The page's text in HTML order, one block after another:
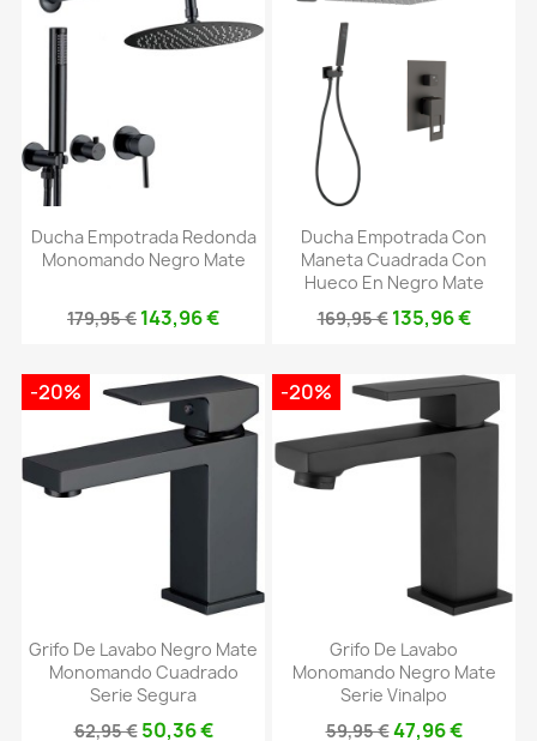
Ducha Empotrada Redonda
Monomando Negro Mate
179,95 € 143,96 €
Ducha Empotrada Con
Maneta Cuadrada Con
Hueco En Negro Mate
169,95 € 135,96 €
Grifo De Lavabo Negro Mate
Monomando Cuadrado
Serie Segura
62,95 € 50,36 €
-20%
Grifo De Lavabo
Monomando Negro Mate
Serie Vinalpo
59,95 €47,96 €
-20%